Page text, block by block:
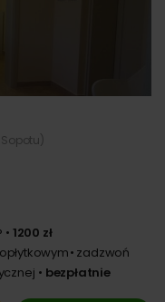
1200 zł
zadzwoń
bezpłatnie